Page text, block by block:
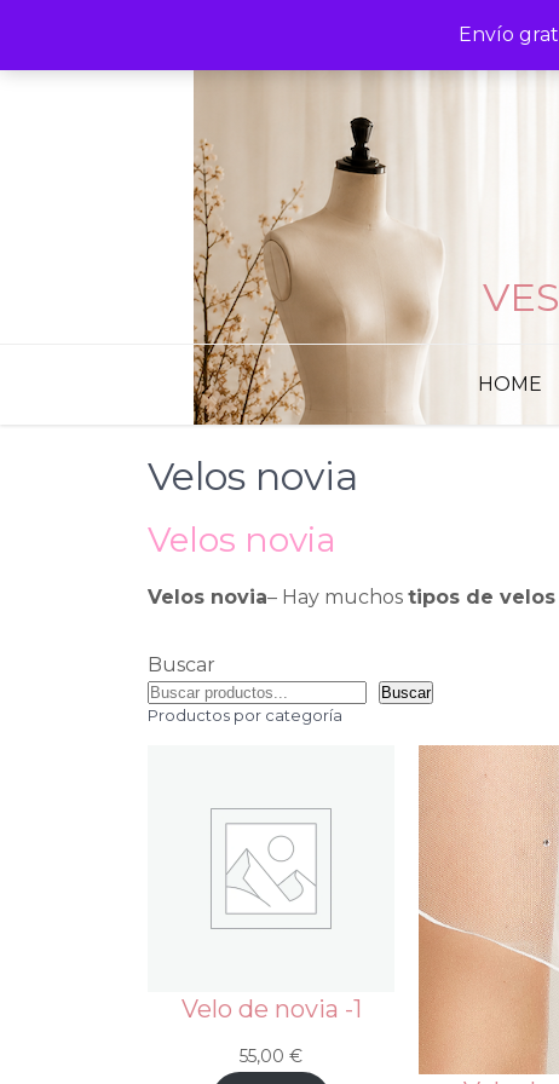
Envío
content
HOME
Velos novia
Velos novia
Velos novia– Hay muchos tipos de velos
Buscar
Buscar
Productos por categoría
Velo de novia -1
55,00 €